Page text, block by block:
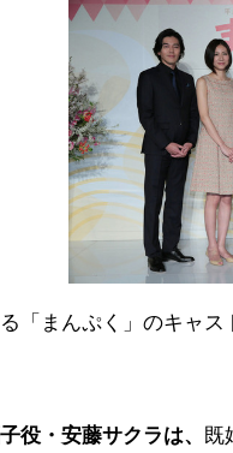
「まんぷく」のキャス
役・安藤サクラは、 既